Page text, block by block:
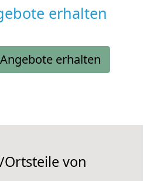
erhalten
erhalten
von